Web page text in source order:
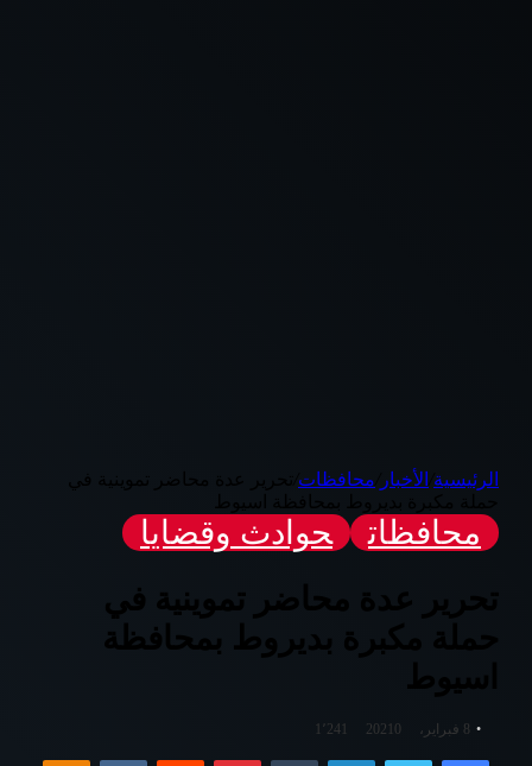
الرئيسية الأخبار محافظات
تحرير عدة محاضر تموينية في
محافظات
حوادث وقضايا
تحرير عدة محاضر تموينية في
حملة مكبرة بديروط بمحافظة
8 فبراير، 2021 0